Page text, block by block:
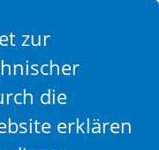
zur
die
erklären